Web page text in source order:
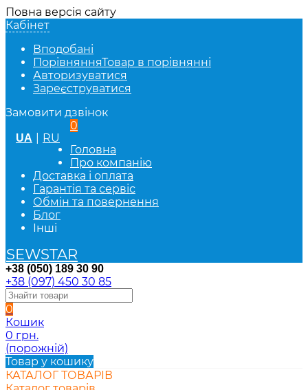
Повна версія сайту
Кабінет
Вподобані
ПорівнянняТовар в порівнянні
Авторизуватися
Зареєструватися
Замовити дзвінок
UA RU
0
Головна
Про компанію
Доставка і оплата
Гарантія та сервіс
Обмін та повернення
Блог
Інші
SEWSTAR
+38 (050) 189 30 90
+38 (097) 450 30 85
0
Кошик
0 грн.
(порожній)
Товар у кошику
КАТАЛОГ ТОВАРІВ